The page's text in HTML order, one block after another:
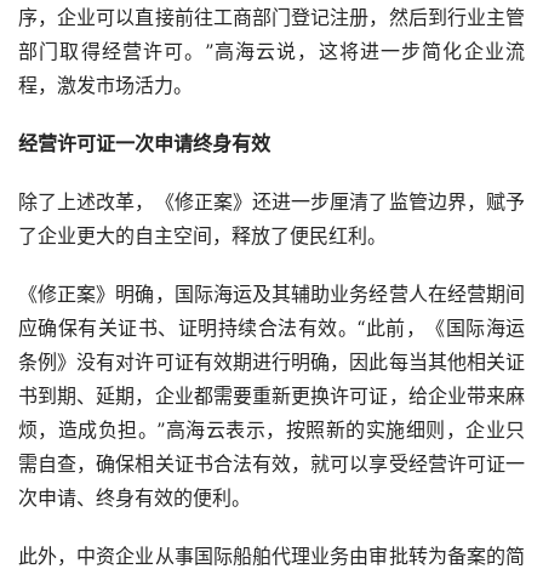
序，企业可以直接前往工商部门登记注册，然后到行业主管
部门取得经营许可。”高海云说，这将进一步简化企业流
程，激发市场活力。
经营许可证一次申请终身有效
除了上述改革，《修正案》还进一步厘清了监管边界，赋予
了企业更大的自主空间，释放了便民红利。
《修正案》明确，国际海运及其辅助业务经营人在经营期间
应确保有关证书、证明持续合法有效。“此前，《国际海运
条例》没有对许可证有效期进行明确，因此每当其他相关证
书到期、延期，企业都需要重新更换许可证，给企业带来麻
烦，造成负担。”高海云表示，按照新的实施细则，企业只
需自查，确保相关证书合法有效，就可以享受经营许可证一
次申请、终身有效的便利。
此外，中资企业从事国际船舶代理业务由审批转为备案的简